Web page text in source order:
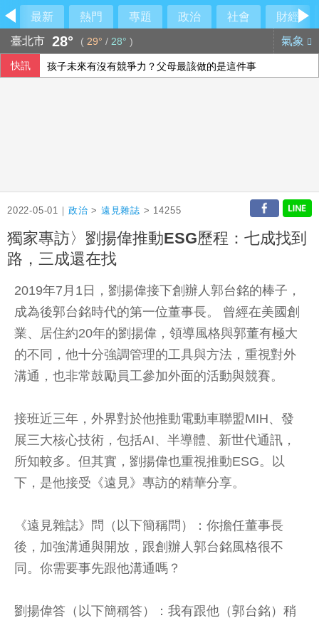
最新 熱門 專題 政治 社會
財經
臺北市 28° ( 29° / 28° ) 氣象
快訊 孩子未來有沒有競爭力？父母最該做的是這件事
2022-05-01｜ 政治 > 遠見雜誌 > 14255
獨家專訪〉劉揚偉推動ESG歷程：七成找到
路，三成還在找
2019年7月1日，劉揚偉接下創辦人郭台銘的棒子，
成為後郭台銘時代的第一位董事長。 曾經在美國創
業、居住約20年的劉揚偉，領導風格與郭董有極大
的不同，他十分強調管理的工具與方法，重視對外
溝通，也非常鼓勵員工參加外面的活動與競賽。
接班近三年，外界對於他推動電動車聯盟MIH、發
展三大核心技術，包括AI、半導體、新世代通訊，
所知較多。但其實，劉揚偉也重視推動ESG。以
下，是他接受《遠見》專訪的精華分享。
《遠見雜誌》問（以下簡稱問）：你擔任董事長
後，加強溝通與開放，跟創辦人郭台銘風格很不
同。你需要事先跟他溝通嗎？
劉揚偉答（以下簡稱答）：我有跟他（郭台銘）稍